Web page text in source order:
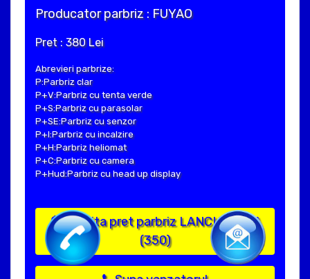
Producator parbriz : FUYAO
Pret : 380 Lei
Abrevieri parbrize:
P:Parbriz clar
P+V:Parbriz cu tenta verde
P+S:Parbriz cu parasolar
P+SE:Parbriz cu senzor
P+I:Parbriz cu incalzire
P+H:Parbriz heliomat
P+C:Parbriz cu camera
P+Hud:Parbriz cu head up display
Solicita pret parbriz LANCIA MUSA
(350)